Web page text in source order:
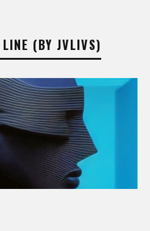
LINE (BY JVLIVS)